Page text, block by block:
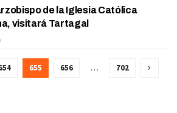
de la Iglesia Católica
visitará Tartagal
655 656 … 702